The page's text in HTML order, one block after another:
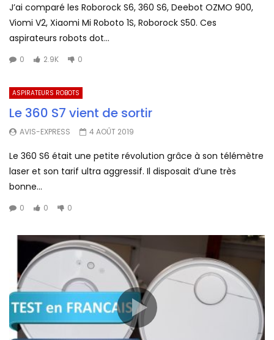
J’ai comparé les Roborock S6, 360 S6, Deebot OZMO 900,
Viomi V2, Xiaomi Mi Roboto 1S, Roborock S50. Ces
aspirateurs robots dot...
0 2.9K 0
ASPIRATEURS ROBOTS
Le 360 S7 vient de sortir
AVIS-EXPRESS 4 AOÛT 2019
Le 360 S6 était une petite révolution grâce à son télémètre
laser et son tarif ultra aggressif. Il disposait d’une très
bonne...
0 0 0